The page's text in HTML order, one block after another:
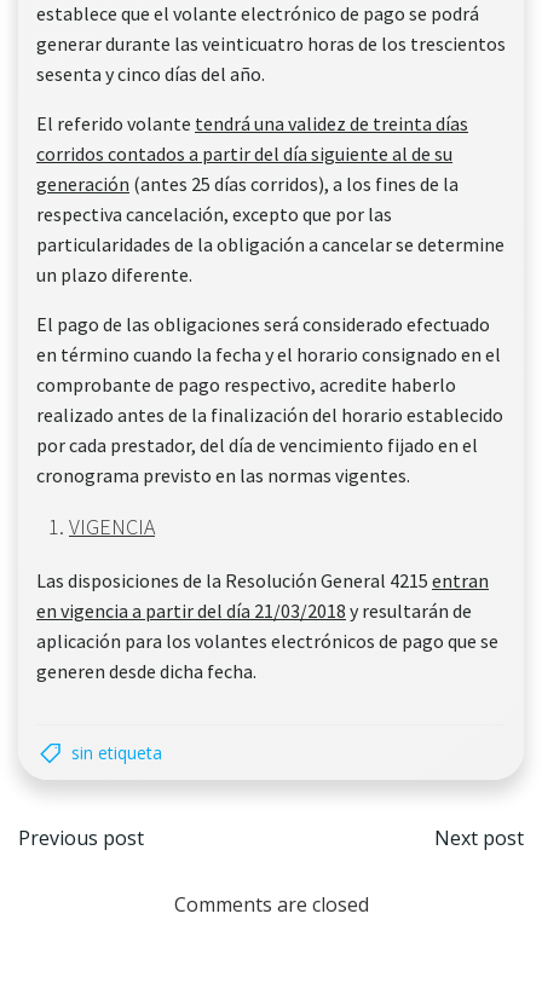
establece que el volante electrónico de pago se podrá
generar durante las veinticuatro horas de los trescientos
sesenta y cinco días del año.
El referido volante tendrá una validez de treinta días
corridos contados a partir del día siguiente al de su
generación (antes 25 días corridos), a los fines de la
respectiva cancelación, excepto que por las
particularidades de la obligación a cancelar se determine
un plazo diferente.
El pago de las obligaciones será considerado efectuado
en término cuando la fecha y el horario consignado en el
comprobante de pago respectivo, acredite haberlo
realizado antes de la finalización del horario establecido
por cada prestador, del día de vencimiento fijado en el
cronograma previsto en las normas vigentes.
VIGENCIA
Las disposiciones de la Resolución General 4215 entran
en vigencia a partir del día 21/03/2018 y resultarán de
aplicación para los volantes electrónicos de pago que se
generen desde dicha fecha.
sin etiqueta
Navegación
Previous post Next post
Comments are closed